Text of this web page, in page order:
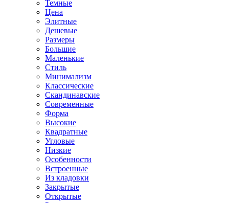
Темные
Цена
Элитные
Дешевые
Размеры
Большие
Маленькие
Стиль
Минимализм
Классические
Скандинавские
Современные
Форма
Высокие
Квадратные
Угловые
Низкие
Особенности
Встроенные
Из кладовки
Закрытые
Открытые